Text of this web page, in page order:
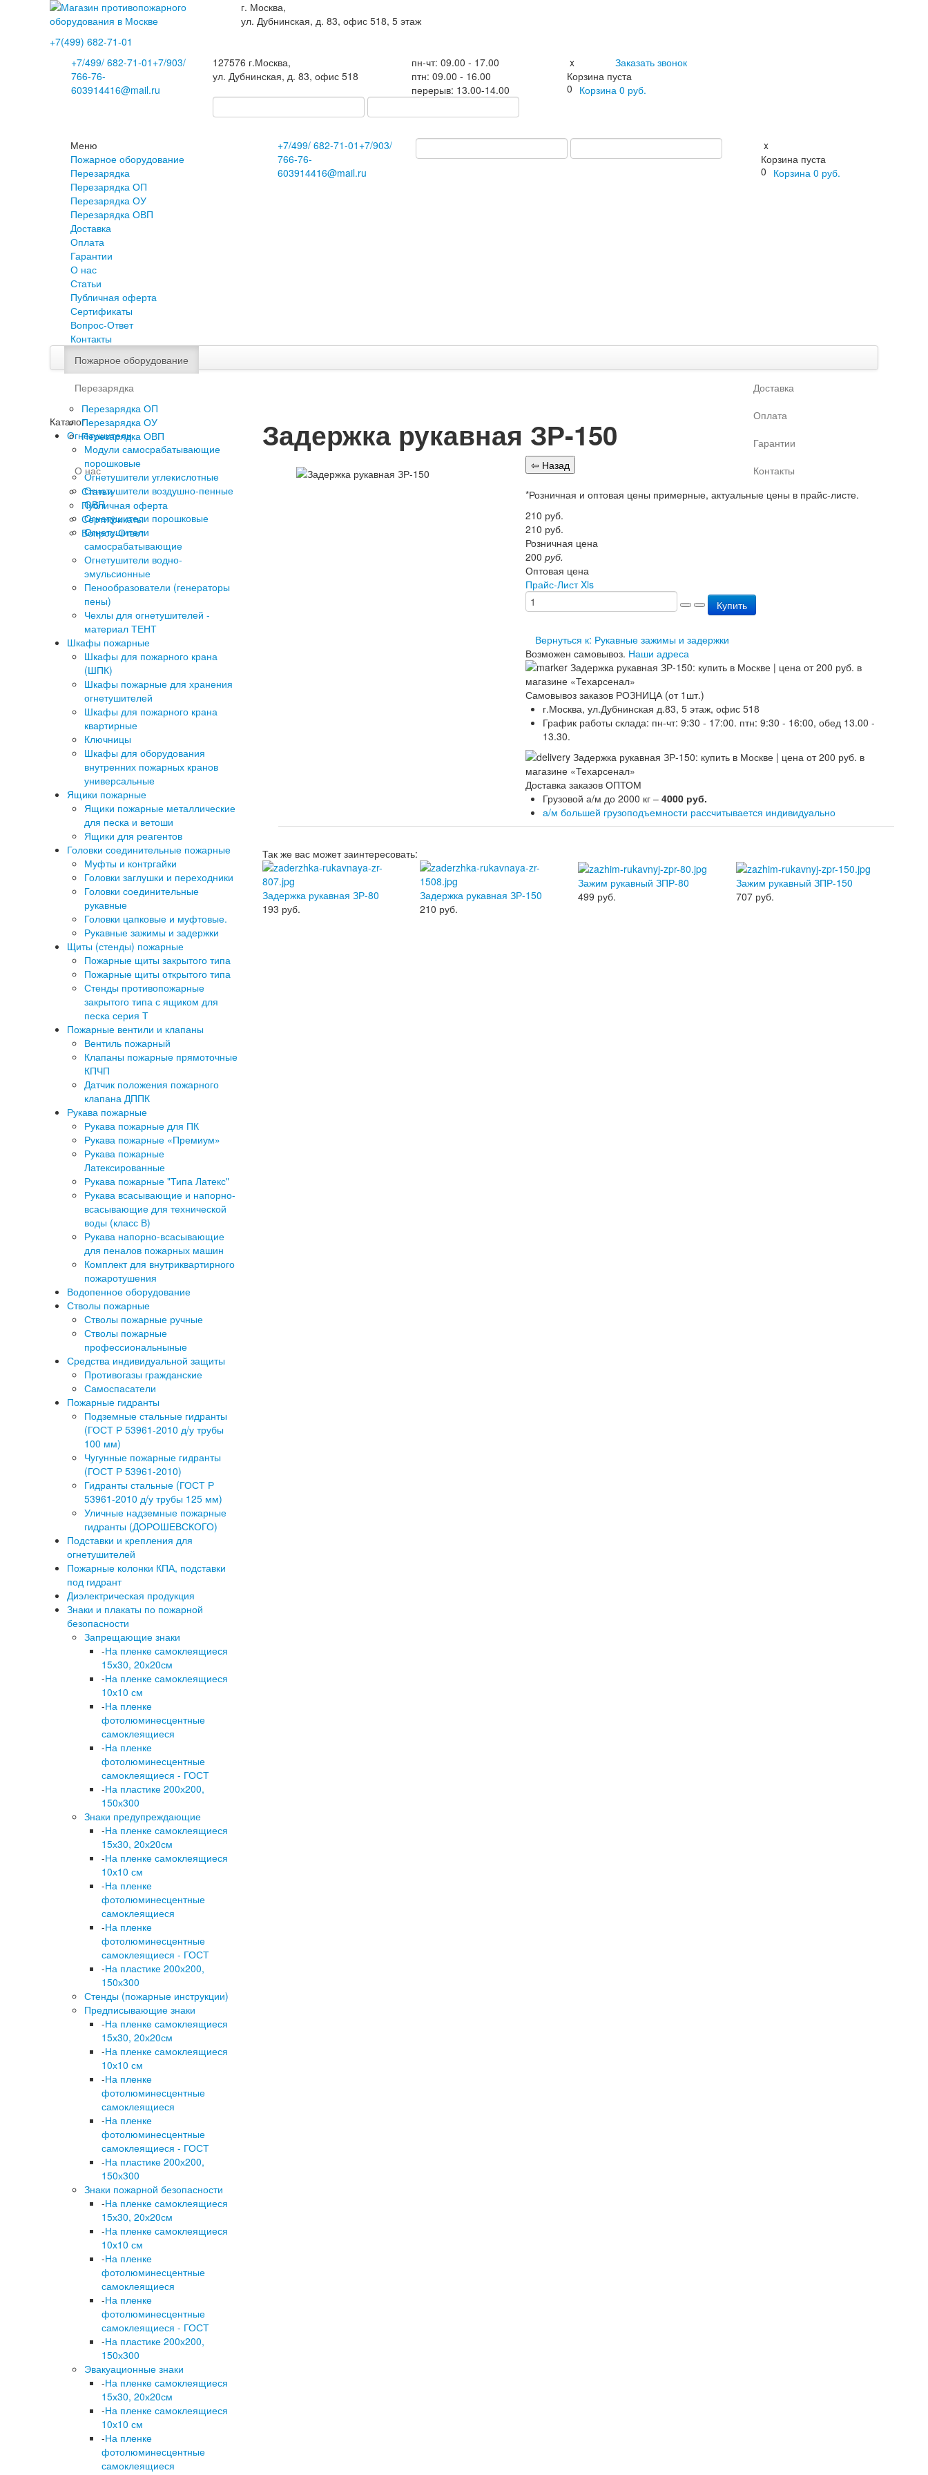
г. Москва,
ул. Дубнинская, д. 83, офис 518, 5 этаж
+7(499) 682-71-01
+7/499/682-71-01 +7/903/
766-76-
603914416@mail.ru
127576 г.Москва,
ул. Дубнинская, д. 83, офис 518
пн-чт: 09.00 - 17.00
птн: 09.00 - 16.00
перерыв: 13.00-14.00
Заказать звонок
x
Корзина пуста
0 Корзина 0 руб.
Меню
Пожарное оборудование
Перезарядка
Перезарядка ОП
Перезарядка ОУ
Перезарядка ОВП
Доставка
Оплата
Гарантии
О нас
Статьи
Публичная оферта
Сертификаты
Вопрос-Ответ
Контакты
+7/499/ 682-71-01 +7/903/
766-76-
603914416@mail.ru
x
Корзина пуста
0 Корзина 0 руб.
Пожарное оборудование
Перезарядка
Перезарядка ОП
Перезарядка ОУ
Перезарядка ОВП
Доставка
Оплата
Гарантии
О нас
Статьи
Публичная оферта
Сертификаты
Вопрос-Ответ
Контакты
Каталог
Огнетушители
Модули самосрабатывающие
порошковые
Огнетушители углекислотные
Огнетушители воздушно-пенные
ОВП
Огнетушители порошковые
Огнетушители
самосрабатывающие
Огнетушители водно-
эмульсионные
Пенообразователи (генераторы
пены)
Чехлы для огнетушителей -
материал ТЕНТ
Шкафы пожарные
Шкафы для пожарного крана
(ШПК)
Шкафы пожарные для хранения
огнетушителей
Шкафы для пожарного крана
квартирные
Ключницы
Шкафы для оборудования
внутренних пожарных кранов
универсальные
Ящики пожарные
Ящики пожарные металлические
для песка и ветоши
Ящики для реагентов
Головки соединительные пожарные
Муфты и контргайки
Головки заглушки и переходники
Головки соединительные
рукавные
Головки цапковые и муфтовые.
Рукавные зажимы и задержки
Щиты (стенды) пожарные
Пожарные щиты закрытого типа
Пожарные щиты открытого типа
Стенды противопожарные
закрытого типа с ящиком для
песка серия Т
Пожарные вентили и клапаны
Вентиль пожарный
Клапаны пожарные прямоточные
КПЧП
Датчик положения пожарного
клапана ДППК
Рукава пожарные
Рукава пожарные для ПК
Рукава пожарные «Премиум»
Рукава пожарные
Латексированные
Рукава пожарные "Типа Латекс"
Рукава всасывающие и напорно-
всасывающие для технической
воды (класс В)
Рукава напорно-всасывающие
для пеналов пожарных машин
Комплект для внутриквартирного
пожаротушения
Водопенное оборудование
Стволы пожарные
Стволы пожарные ручные
Стволы пожарные
профессиональныные
Средства индивидуальной защиты
Противогазы гражданские
Самоспасатели
Пожарные гидранты
Подземные стальные гидранты
(ГОСТ Р 53961-2010 д/у трубы
100 мм)
Чугунные пожарные гидранты
(ГОСТ Р 53961-2010)
Гидранты стальные (ГОСТ Р
53961-2010 д/у трубы 125 мм)
Уличные надземные пожарные
гидранты (ДОРОШЕВСКОГО)
Подставки и крепления для
огнетушителей
Пожарные колонки КПА, подставки
под гидрант
Диэлектрическая продукция
Знаки и плакаты по пожарной
безопасности
Запрещающие знаки
-На пленке самоклеящиеся
15х30, 20х20см
-На пленке самоклеящиеся
10х10 см
-На пленке
фотолюминесцентные
самоклеящиеся
-На пленке
фотолюминесцентные
самоклеящиеся - ГОСТ
-На пластике 200х200,
150х300
Знаки предупреждающие
-На пленке самоклеящиеся
15х30, 20х20см
-На пленке самоклеящиеся
10х10 см
-На пленке
фотолюминесцентные
самоклеящиеся
-На пленке
фотолюминесцентные
самоклеящиеся - ГОСТ
-На пластике 200х200,
150х300
Стенды (пожарные инструкции)
Предписывающие знаки
-На пленке самоклеящиеся
15х30, 20х20см
-На пленке самоклеящиеся
10х10 см
-На пленке
фотолюминесцентные
самоклеящиеся
-На пленке
фотолюминесцентные
самоклеящиеся - ГОСТ
-На пластике 200х200,
150х300
Знаки пожарной безопасности
-На пленке самоклеящиеся
15х30, 20х20см
-На пленке самоклеящиеся
10х10 см
-На пленке
фотолюминесцентные
самоклеящиеся
-На пленке
фотолюминесцентные
самоклеящиеся - ГОСТ
-На пластике 200х200,
150х300
Эвакуационные знаки
-На пленке самоклеящиеся
15х30, 20х20см
-На пленке самоклеящиеся
10х10 см
-На пленке
фотолюминесцентные
самоклеящиеся
Задержка рукавная ЗР-150
*Розничная и оптовая цены примерные, актуальные цены в прайс-листе.
210 руб.
210 руб.
Розничная цена
200 руб.
Оптовая цена
Прайс-Лист Xls
Купить
Вернуться к: Рукавные зажимы и задержки
Возможен самовывоз. Наши адреса
Самовывоз заказов РОЗНИЦА (от 1шт.)
г.Москва, ул.Дубнинская д.83, 5 этаж, офис 518
График работы склада: пн-чт: 9:30 - 17:00. птн: 9:30 - 16:00, обед 13.00 -
13.30.
Доставка заказов ОПТОМ
Грузовой а/м до 2000 кг – 4000 руб.
а/м большей грузоподъемности рассчитывается индивидуально
Так же вас может заинтересовать:
Задержка рукавная ЗР-80
193 руб.
Задержка рукавная ЗР-150
210 руб.
Зажим рукавный ЗПР-80
499 руб.
Зажим рукавный ЗПР-150
707 руб.